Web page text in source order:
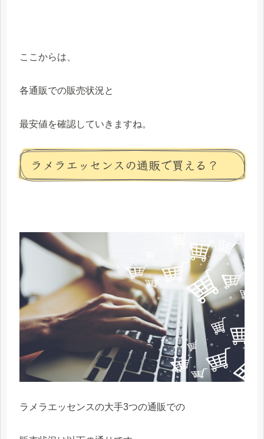
ここからは、
各通販での販売状況と
最安値を確認していきますね。
ラメラエッセンスの通販で買える？
ラメラエッセンスの大手3つの通販での